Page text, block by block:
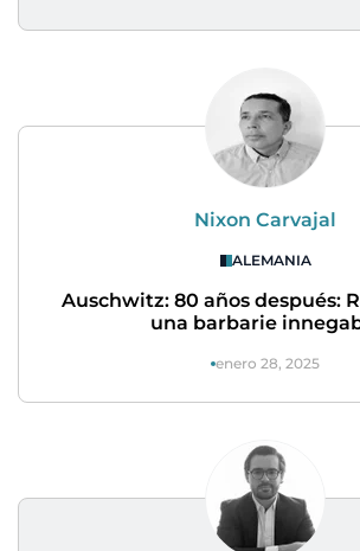
Nixon Carvajal
ALEMANIA
Auschwitz: 80 años después:
una barbarie
enero 28, 2025